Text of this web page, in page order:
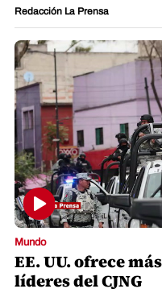
Redacción La Prensa
Mundo
EE. UU. ofrece
líderes del CJNG